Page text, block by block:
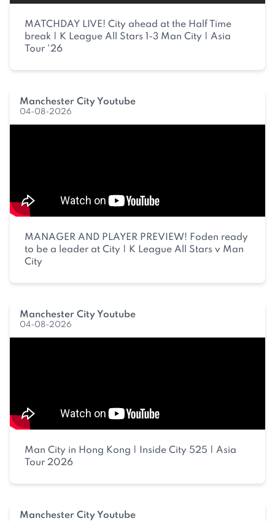
MATCHDAY LIVE! City ahead at the Half Time
break | K League All Stars 1-3 Man City | Asia
Tour '26
Manchester City Youtube
04-08-2026
MANAGER AND PLAYER PREVIEW! Foden ready
to be a leader at City | K League All Stars v Man
City
Manchester City Youtube
04-08-2026
Man City in Hong Kong | Inside City 525 | Asia
Tour 2026
Manchester City Youtube